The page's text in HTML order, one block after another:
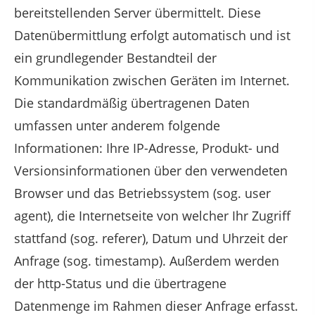
bereitstellenden Server übermittelt. Diese
Datenübermittlung erfolgt automatisch und ist
ein grundlegender Bestandteil der
Kommunikation zwischen Geräten im Internet.
Die standardmäßig übertragenen Daten
umfassen unter anderem folgende
Informationen: Ihre IP-Adresse, Produkt- und
Versionsinformationen über den verwendeten
Browser und das Betriebssystem (sog. user
agent), die Internetseite von welcher Ihr Zugriff
stattfand (sog. referer), Datum und Uhrzeit der
Anfrage (sog. timestamp). Außerdem werden
der http-Status und die übertragene
Datenmenge im Rahmen dieser Anfrage erfasst.